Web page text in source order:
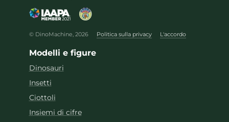
© DinoMachine, 2026 Politica sulla privacy L'accordo
Modelli e figure
Dinosauri
Insetti
Ciottoli
Insiemi di cifre